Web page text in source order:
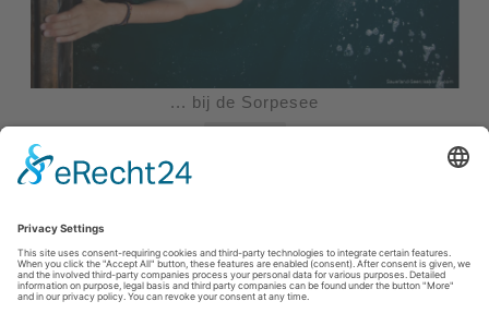
... bij de Sorpesee
Afdruk| Privacybeleid|Verklaring van toegankelijkheid |Neem
contact met ons op